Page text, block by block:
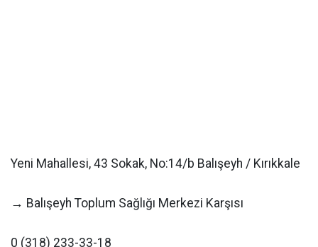
Yeni Mahallesi, 43 Sokak, No:14/b Balışeyh / Kırıkkale
→ Balışeyh Toplum Sağlığı Merkezi Karşısı
0 (318) 233-33-18